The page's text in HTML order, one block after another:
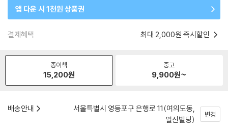
앱 다운 시 1천원 상품권
결제혜택 최대 2,000원 즉시할인
종이책
15,200원
중고
9,900원~
배송안내
서울특별시 영등포구 은행로 11(여의도동,
일신빌딩)
변경